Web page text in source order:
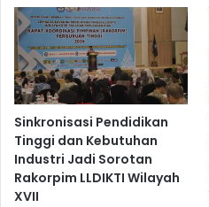
Sinkronisasi Pendidikan
Tinggi dan Kebutuhan
Industri Jadi Sorotan
Rakorpim LLDIKTI Wilayah
XVII